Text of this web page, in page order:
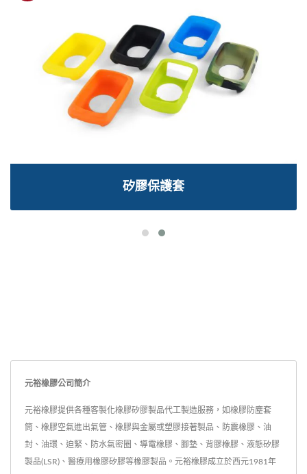
矽膠保護套
元裕橡膠公司簡介
元裕橡膠提供各種客製化橡膠矽膠製品代工製造服務，如橡膠防塵套
筒、橡膠空氣進出氣管、橡膠與金屬或塑膠接著製品、防震橡膠、油
封、油環、迫緊、防水氣密圈、導電橡膠、腳墊、背膠橡膠、液態矽膠
製品(LSR)、醫療用橡膠矽膠等橡膠製品。元裕橡膠成立於西元1981年